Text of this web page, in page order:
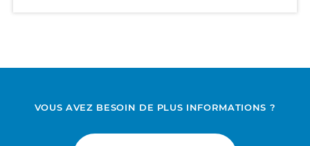
VOUS AVEZ BESOIN DE PLUS INFORMATIONS ?